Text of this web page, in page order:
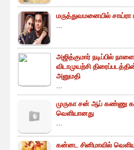
மருத்துவமனையில் சாய்ரா
...
அஜித்குமார் நடிப்பில்
விடாமுயற்சி
அனுமதி
...
முருகா சன் ஆப் கண்ணு
வெளியானது
...
கன்னட சினிமாவில்